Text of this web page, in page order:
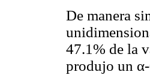
De manera
47.1% de la
produjo un